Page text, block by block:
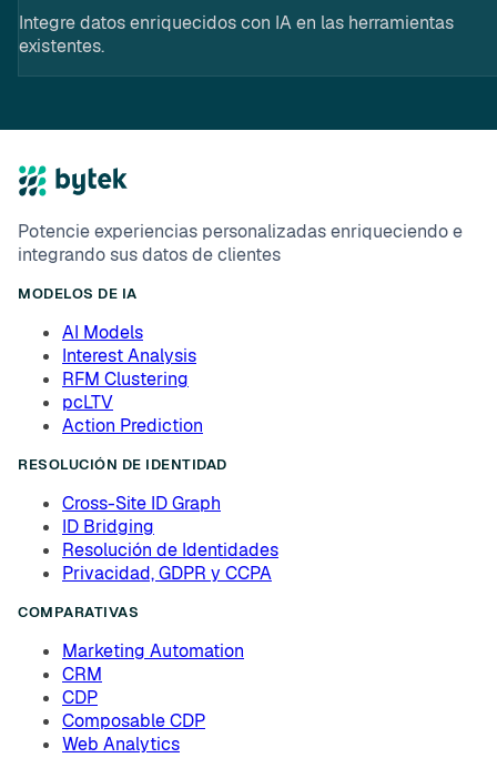
Integre datos enriquecidos con IA en las herramientas
existentes.
Potencie experiencias personalizadas enriqueciendo e
integrando sus datos de clientes
MODELOS DE IA
AI Models
Interest Analysis
RFM Clustering
pcLTV
Action Prediction
RESOLUCIÓN DE IDENTIDAD
Cross-Site ID Graph
ID Bridging
Resolución de Identidades
Privacidad, GDPR y CCPA
COMPARATIVAS
Marketing Automation
CRM
CDP
Composable CDP
Web Analytics